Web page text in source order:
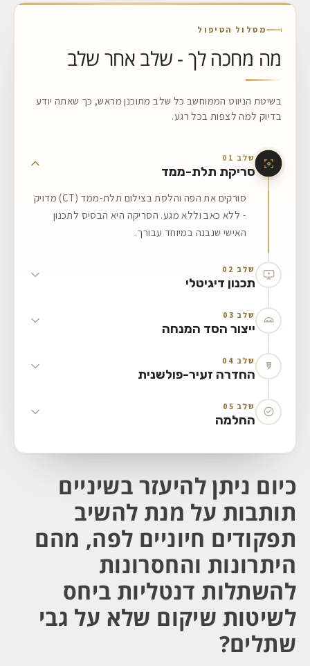
מסלול הטיפול
מה מחכה לך - שלב אחר שלב
בשיטת הניווט הממוחשב כל שלב מתוכנן מראש, כך שאתה יודע
בדיוק למה לצפות בכל רגע.
שלב 01
סריקת תלת-ממד
סורקים את הפה והלסת בצילום תלת-ממד (CT) מדויק
- ללא כאב וללא מגע. הסריקה היא הבסיס לתכנון
האישי שנבנה במיוחד עבורך.
שלב 02
תכנון דיגיטלי
שלב 03
ייצור הסד המנחה
שלב 04
החדרה זעיר-פולשנית
שלב 05
החלמה
כיום ניתן להיעזר בשיניים
תותבות על מנת להשיב
תפקודים חיוניים לפה, מהם
היתרונות והחסרונות
להשתלות דנטליות ביחס
לשיטות שיקום שלא על גבי
שתלים?